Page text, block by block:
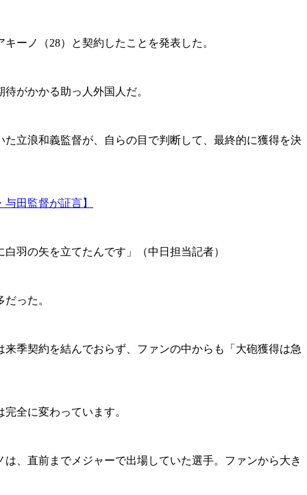
ーノ（28）と契約したことを発表した。
がかかる助っ人外国人だ。
立浪和義監督が、自らの目で判断して、最終的に獲得を決
田監督が証言】
羽の矢を立てたんです」（中日担当記者）
った。
季契約を結んでおらず、ファンの中からも「大砲獲得は急
全に変わっています。
、直前までメジャーで出場していた選手。ファンから大き